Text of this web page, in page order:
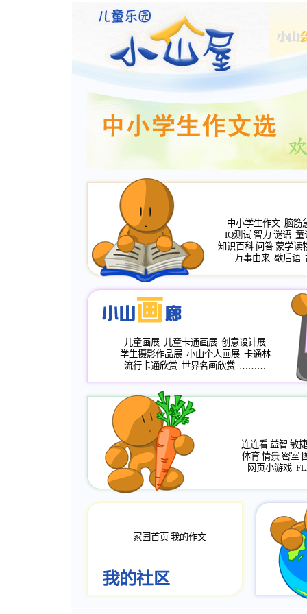
中小学生作文 脑筋
IQ测试 智力 谜语 童
知识百科 问答 蒙学读
万事由来 歇后语
儿童画展 儿童卡通画展 创意设计展
学生摄影作品展 小山个人画展 卡通林
流行卡通欣赏 世界名画欣赏 ………
连连看 益智 敏捷
体育 情景 密室
网页小游戏
家园首页 我的作文